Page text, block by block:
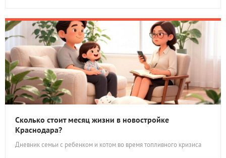
Сколько стоит месяц жизни в новостройке
Краснодара?
Дневник семьи с ребенком и котом во время топливного кризиса